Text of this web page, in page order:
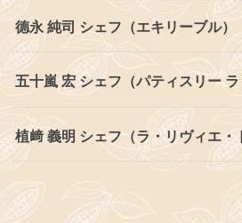
德永 純司 シェフ（エキリーブル）
五十嵐 宏 シェフ（パティスリー ラ
植﨑 義明 シェフ（ラ・リヴィエ・